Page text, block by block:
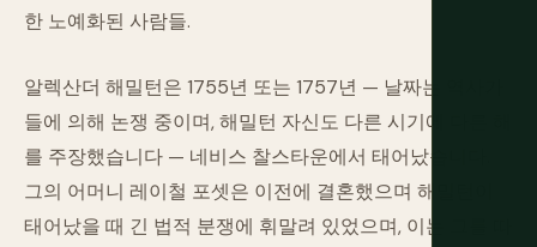
한 노예화된 사람들.
알렉산더 해밀턴은 1755년 또는 1757년 — 날짜는 역사가
들에 의해 논쟁 중이며, 해밀턴 자신도 다른 시기에 다른 해
를 주장했습니다 — 네비스 찰스타운에서 태어났습니다.
그의 어머니 레이철 포셋은 이전에 결혼했으며 해밀턴이
태어났을 때 긴 법적 분쟁에 휘말려 있었으며, 이는 그를 따